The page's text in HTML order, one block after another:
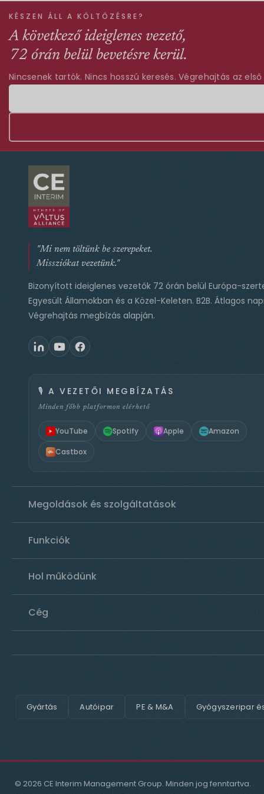
KÉSZEN ÁLL A KÖLTÖZÉSRE?
A következő ideiglenes vezető,
72 órán belül bevetésre kerül.
Nincsenek tartók. Nincs hosszú keresés. Végrehajtás az
"Mi nem töltünk be szerepeket.
Missziókat vezetünk."
Bizonyított ideiglenes vezetők 72 órán belül Európa-
Egyesült Államokban és a Közel-Keleten. B2B. Átlagos
Végrehajtás megbízás alapján.
🎙️ A VEZETŐI MEGBÍZATÁS
Minden főbb platformon elérhető
YouTube Spotify Apple Amazon
Castbox
Megoldások és szolgáltatások
Funkciók
Hol működünk
Cég
Gyártás Autóipar PE & M&A Gyógyszeripar
© 2026 CE Interim Management Group. Minden jog fenntartva.